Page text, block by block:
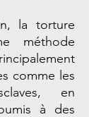
la torture
méthode
comme les
en
à des